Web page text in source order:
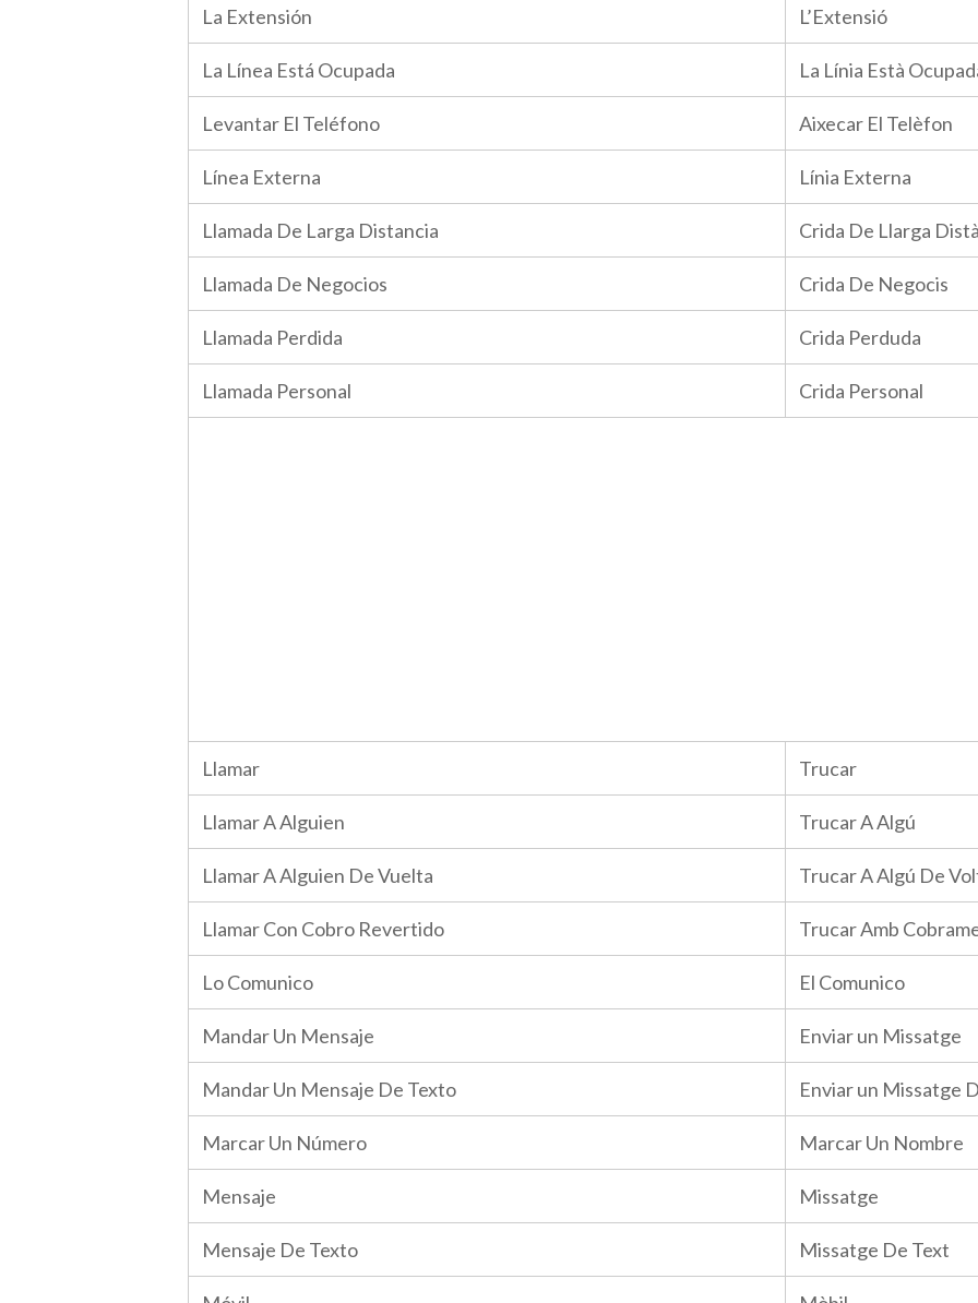
La Extensión L’Extensió
La Línea Está Ocupada La Línia Està
Levantar El Teléfono Aixecar El Telèfon
Línea Externa Línia Externa
Llamada De Larga Distancia Crida De Llarga
Llamada De Negocios Crida De Negocis
Llamada Perdida Crida Perduda
Llamada Personal Crida Personal
Llamar Trucar
Llamar A Alguien Trucar A Algú
Llamar A Alguien De Vuelta Trucar A Algú De
Llamar Con Cobro Revertido Trucar Amb
Lo Comunico El Comunico
Mandar Un Mensaje Enviar un Missatge
Mandar Un Mensaje De Texto Enviar un Missatge
Marcar Un Número Marcar Un Nombre
Mensaje Missatge
Mensaje De Texto Missatge De Text